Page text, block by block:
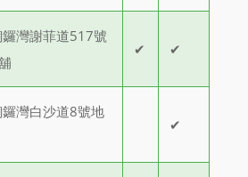
灣謝菲道517號
✔ ✔
灣白沙道8號地
✔